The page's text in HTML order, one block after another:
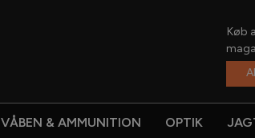
Køb
VÅBEN & AMMUNITION OPTIK